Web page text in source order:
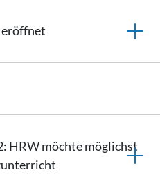
eröffnet
HRW möchte möglichst